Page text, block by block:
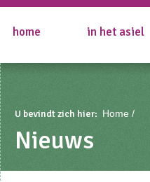
home in het asiel
U bevindt zich hier: Home
Nieuws